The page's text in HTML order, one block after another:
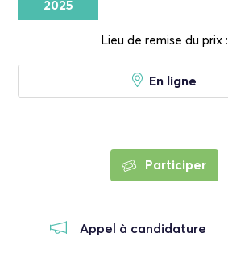
2025
Lieu de remise du prix :
En ligne
Participer
Appel à candidature